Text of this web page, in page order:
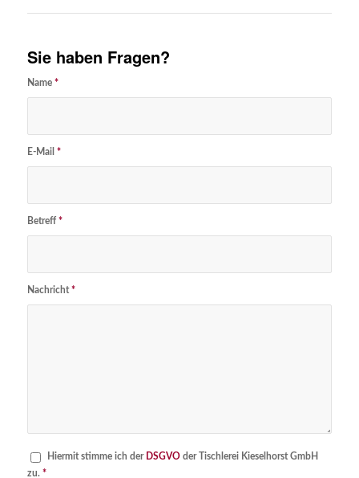
Sie haben Fragen?
Name *
E-Mail *
Betreff *
Nachricht*
Hiermit stimme ich der DSGVOder Tischlerei Kieselhorst GmbH
zu. *